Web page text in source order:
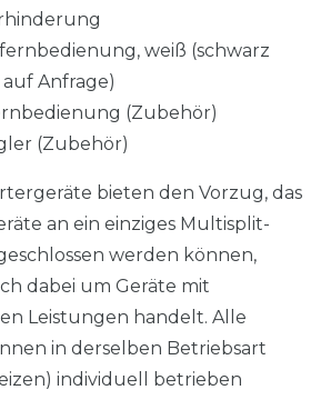
weiß (schwarz
Anfrage)
(Zubehör)
(Zubehör)
bieten den Vorzug, das
an ein einziges Multisplit-
werden können,
dabei um Geräte mit
Leistungen handelt. Alle
in derselben Betriebsart
individuell betrieben